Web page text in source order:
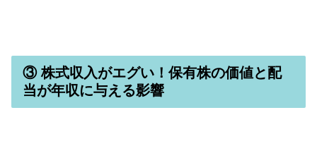
③ 株式収入がエグい！保有株の価値と配
当が年収に与える影響